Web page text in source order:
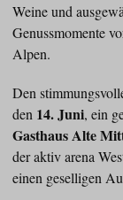
Weine und
Genussmomente
Alpen.
Den
den 14. Juni, ein
Gasthaus Alte
der aktiv arena
einen geselligen